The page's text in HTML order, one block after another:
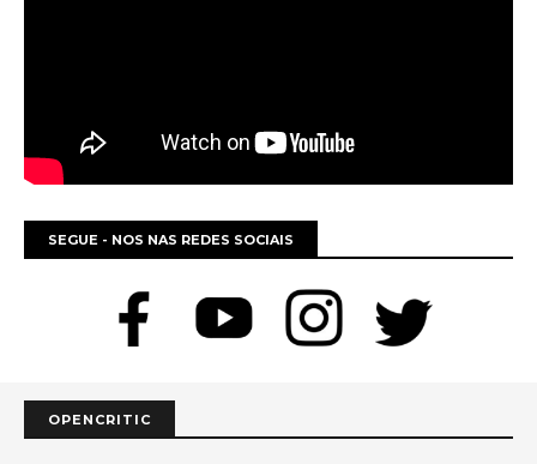
SEGUE - NOS NAS REDES SOCIAIS
OPENCRITIC